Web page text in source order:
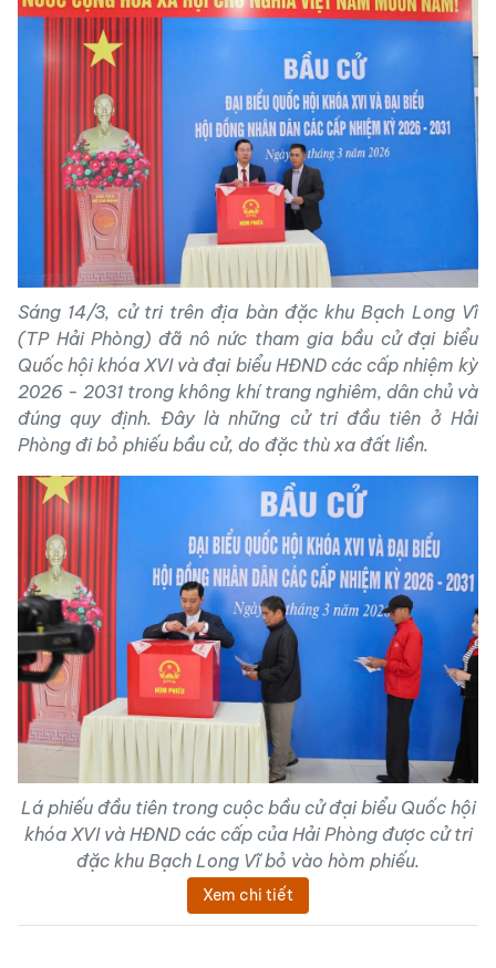
Sáng 14/3, cử tri trên địa bàn đặc khu Bạch Long Vĩ
(TP Hải Phòng) đã nô nức tham gia bầu cử đại biểu
Quốc hội khóa XVI và đại biểu HĐND các cấp nhiệm kỳ
2026 - 2031 trong không khí trang nghiêm, dân chủ và
đúng quy định. Đây là những cử tri đầu tiên ở Hải
Phòng đi bỏ phiếu bầu cử, do đặc thù xa đất liền.
Lá phiếu đầu tiên trong cuộc bầu cử đại biểu Quốc hội
khóa XVI và HĐND các cấp của Hải Phòng được cử tri
đặc khu Bạch Long Vĩ bỏ vào hòm phiếu.
Xem chi tiết